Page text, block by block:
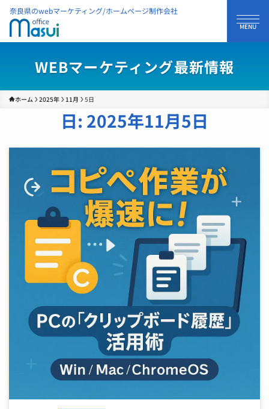
奈良県のwebマーケティング/ホームページ制作会社
WEBマーケティング最新情報
ホーム 2025年 11月 5日
日: 2025年11月5日